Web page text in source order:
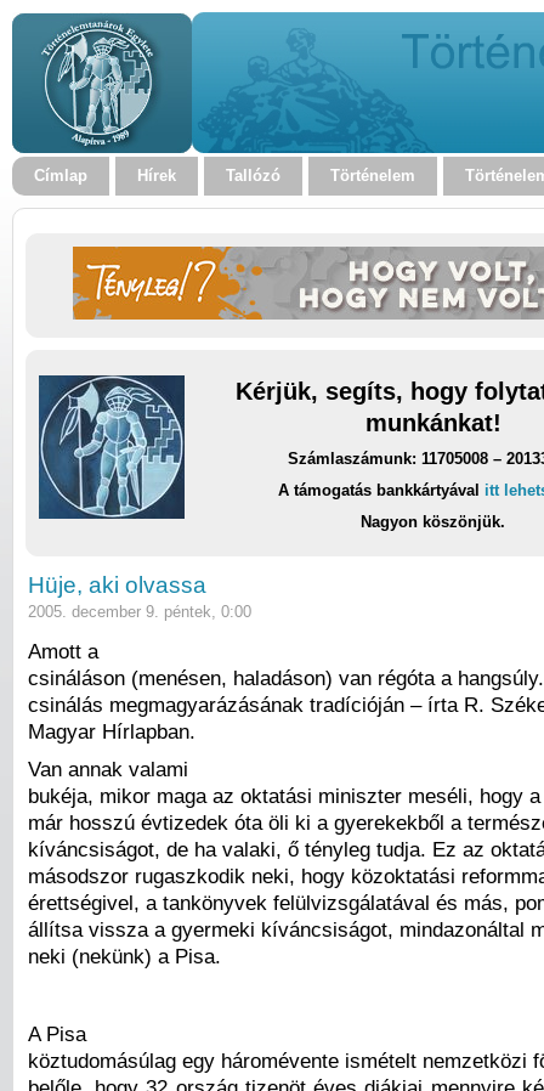
Címlap Hírek Tallózó Történelem
Kérjük, segíts, hogy
munkánkat!
Számlaszámunk: 11705008 –
A támogatás bankkártyával itt
Nagyon köszönjük.
Hüje, aki olvassa
2005. december 9. péntek, 0:00
Amott a
csináláson (menésen, haladáson) van régóta a
csinálás megmagyarázásának tradícióján – írta R.
Magyar Hírlapban.
Van annak valami
bukéja, mikor maga az oktatási miniszter meséli, hogy
már hosszú évtizedek óta öli ki a gyerekekből a
kíváncsiságot, de ha valaki, ő tényleg tudja. Ez az
másodszor rugaszkodik neki, hogy közoktatási
érettségivel, a tankönyvek felülvizsgálatával és más,
állítsa vissza a gyermeki kíváncsiságot, mindazonáltal
neki (nekünk) a Pisa.
A Pisa
köztudomásúlag egy háromévente ismételt nemzetközi